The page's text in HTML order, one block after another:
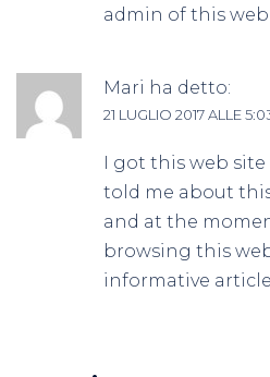
admin of this
Mari ha detto:
21 LUGLIO 2017 ALLE
I got this web
told me about
and at the
browsing this
informative